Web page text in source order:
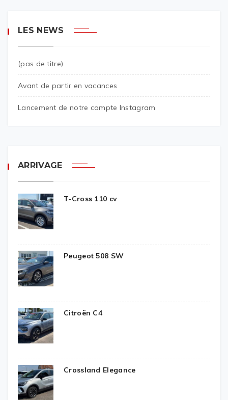
LES NEWS
(pas de titre)
Avant de partir en vacances
Lancement de notre compte Instagram
ARRIVAGE
T-Cross 110 cv
Peugeot 508 SW
Citroën C4
Crossland Elegance